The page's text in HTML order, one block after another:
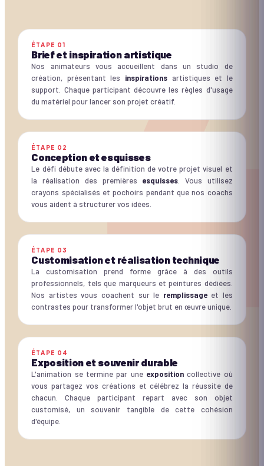
ÉTAPE 01
Brief et inspiration artistique
Nos animateurs vous accueillent dans un studio de
création, présentant les inspirations artistiques et le
support. Chaque participant découvre les règles d'usage
du matériel pour lancer son projet créatif.
ÉTAPE 02
Conception et esquisses
Le défi débute avec la définition de votre projet visuel et
la réalisation des premières esquisses . Vous utilisez
crayons spécialisés et pochoirs pendant que nos coachs
vous aident à structurer vos idées.
ÉTAPE 03
Customisation et réalisation technique
La customisation prend forme grâce à des outils
professionnels, tels que marqueurs et peintures dédiées.
Nos artistes vous coachent sur le remplissageet les
contrastes pour transformer l'objet brut en œuvre unique.
ÉTAPE 04
Exposition et souvenir durable
L'animation se termine par une expositioncollective où
vous partagez vos créations et célébrez la réussite de
chacun. Chaque participant repart avec son objet
customisé, un souvenir tangible de cette cohésion
d'équipe.